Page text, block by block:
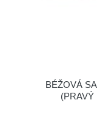
BÉŽOVÁ